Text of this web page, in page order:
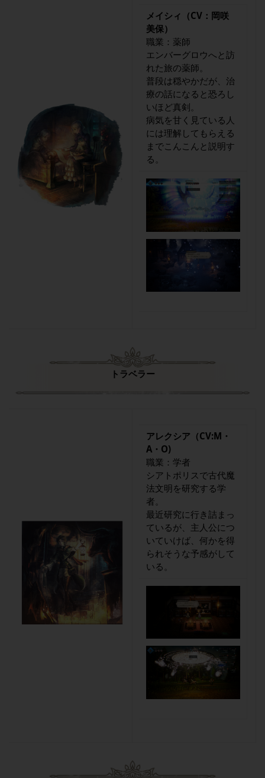
メイシィ（CV：岡咲
美保）
職業：薬師
エンバーグロウへと訪
れた旅の薬師。
普段は穏やかだが、治
療の話になると恐ろし
いほど真剣。
病気を甘く見ている人
には理解してもらえる
までこんこんと説明す
る。
トラベラー
アレクシア（CV:M・
A・O)
職業：学者
シアトポリスで古代魔
法文明を研究する学
者。
最近研究に行き詰まっ
ているが、主人公につ
いていけば、何かを得
られそうな予感がして
いる。